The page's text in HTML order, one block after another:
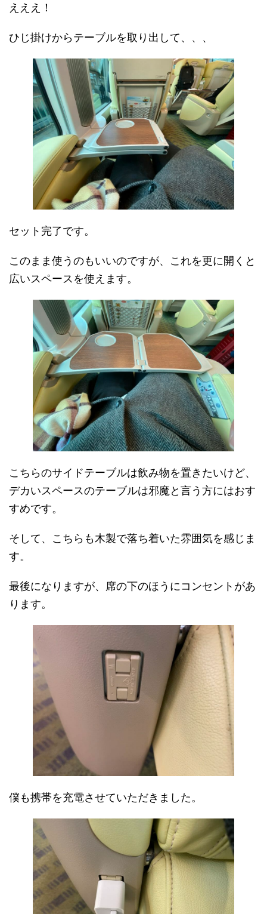
えええ！
ひじ掛けからテーブルを取り出して、、、
セット完了です。
このまま使うのもいいのですが、これを更に開くと
広いスペースを使えます。
こちらのサイドテーブルは飲み物を置きたいけど、
デカいスペースのテーブルは邪魔と言う方にはおす
すめです。
そして、こちらも木製で落ち着いた雰囲気を感じま
す。
最後になりますが、席の下のほうにコンセントがあ
ります。
僕も携帯を充電させていただきました。